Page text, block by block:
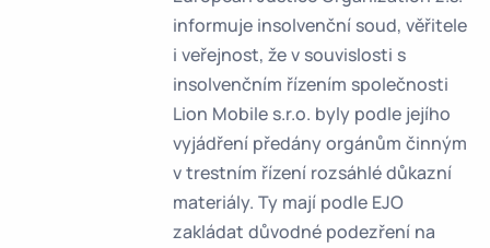
informuje insolvenční soud, věřitele
i veřejnost, že v souvislosti s
insolvenčním řízením společnosti
Lion Mobile s.r.o. byly podle jejího
vyjádření předány orgánům činným
v trestním řízení rozsáhlé důkazní
materiály. Ty mají podle EJO
zakládat důvodné podezření na